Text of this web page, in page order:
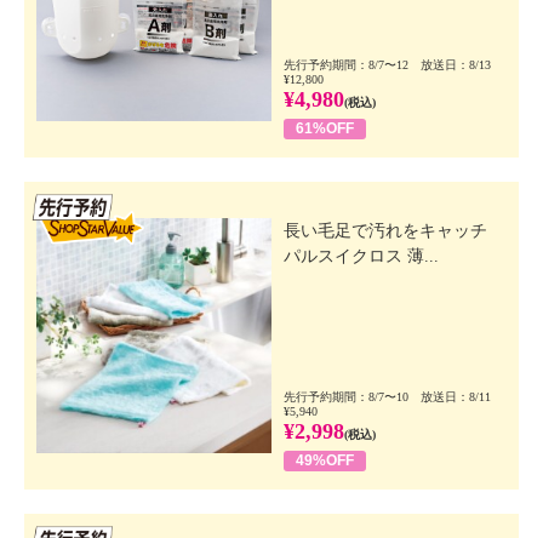
先行予約期間：8/7〜12 放送日：8/13
¥12,800
¥4,980(税込)
61%OFF
長い毛足で汚れをキャッチ
パルスイクロス 薄...
先行予約期間：8/7〜10 放送日：8/11
¥5,940
¥2,998(税込)
49%OFF